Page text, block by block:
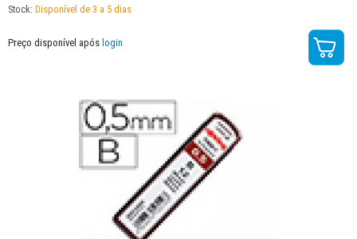
Stock: Disponível de 3 a 5 dias
Preço disponível após login